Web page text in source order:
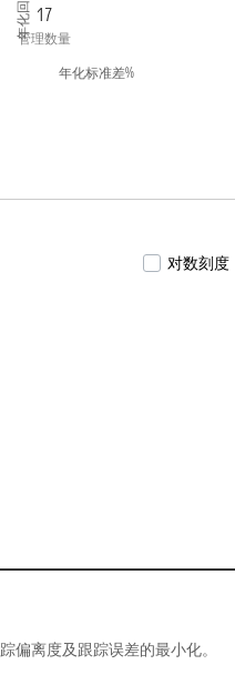
17
管理数量
年化标准差%
对数刻度
偏离度及跟踪误差的最小化。